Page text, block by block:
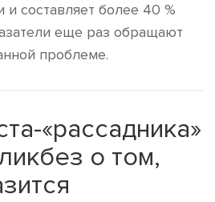
и составляет более 40 %
еще раз обращают
проблеме.
«рассадника»
о том,